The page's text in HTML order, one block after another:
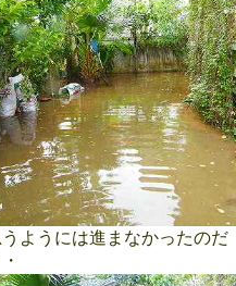
ようには進まなかったのだ